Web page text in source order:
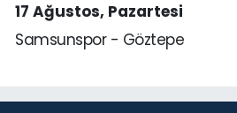
17 Ağustos, Pazartesi
Samsunspor - Göztepe